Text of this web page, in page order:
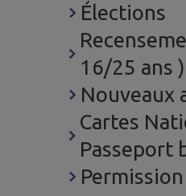
Élections
16/25 ans )
Nouveaux
Cartes
Passeport